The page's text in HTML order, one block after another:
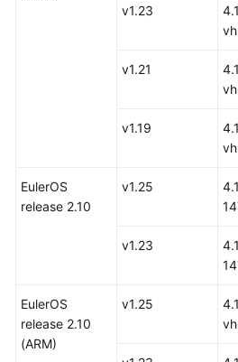
Número
pueden
nodo
v1.23
v1.21
v1.19
EulerOS
release 2.10
v1.25
v1.23
EulerOS
release 2.10
(ARM)
v1.25